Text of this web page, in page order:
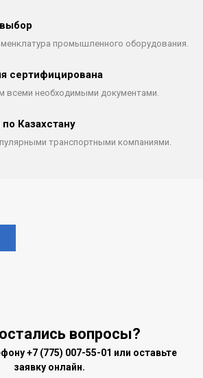
промышленного оборудования.
сертифицирована
всеми необходимыми документами.
Казахстану
транспортными компаниями.
вопросы?
+7 (775) 007-55-01 или оставьте
заявку онлайн.